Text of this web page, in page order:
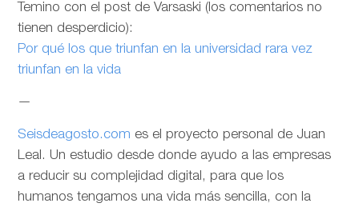
Temino con el post de Varsaski (los comentarios no
tienen desperdicio):
Por qué los que triunfan en la universidad rara vez
triunfan en la vida
—
Seisdeagosto.com es el proyecto personal de Juan
Leal. Un estudio desde donde ayudo a las empresas
a reducir su complejidad digital, para que los
humanos tengamos una vida más sencilla, con la